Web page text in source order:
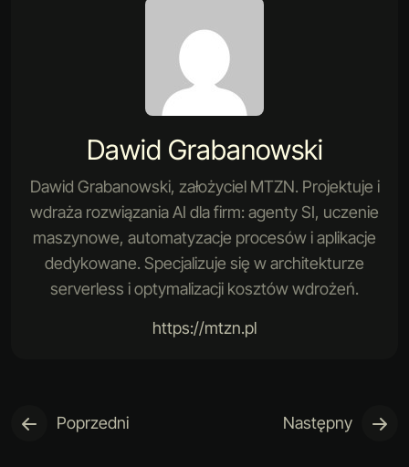
Dawid Grabanowski
Dawid Grabanowski, założyciel MTZN. Projektuje i
wdraża rozwiązania AI dla firm: agenty SI, uczenie
maszynowe, automatyzacje procesów i aplikacje
dedykowane. Specjalizuje się w architekturze
serverless i optymalizacji kosztów wdrożeń.
https://mtzn.pl
Poprzedni Następny